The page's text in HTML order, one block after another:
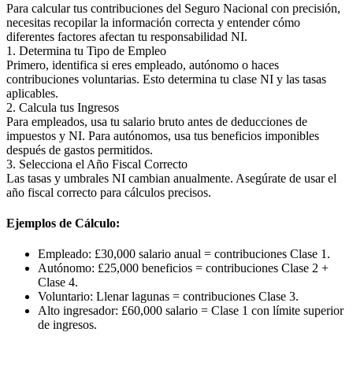
Para calcular tus contribuciones del Seguro Nacional con precisión,
necesitas recopilar la información correcta y entender cómo
diferentes factores afectan tu responsabilidad NI.
1. Determina tu Tipo de Empleo
Primero, identifica si eres empleado, autónomo o haces
contribuciones voluntarias. Esto determina tu clase NI y las tasas
aplicables.
2. Calcula tus Ingresos
Para empleados, usa tu salario bruto antes de deducciones de
impuestos y NI. Para autónomos, usa tus beneficios imponibles
después de gastos permitidos.
3. Selecciona el Año Fiscal Correcto
Las tasas y umbrales NI cambian anualmente. Asegúrate de usar el
año fiscal correcto para cálculos precisos.
Ejemplos de Cálculo:
Empleado: £30,000 salario anual = contribuciones Clase 1.
Autónomo: £25,000 beneficios = contribuciones Clase 2 +
Clase 4.
Voluntario: Llenar lagunas = contribuciones Clase 3.
Alto ingresador: £60,000 salario = Clase 1 con límite superior
de ingresos.